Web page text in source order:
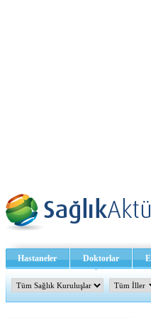
Hastaneler Doktorlar
Sağlık TV - Video İletişim